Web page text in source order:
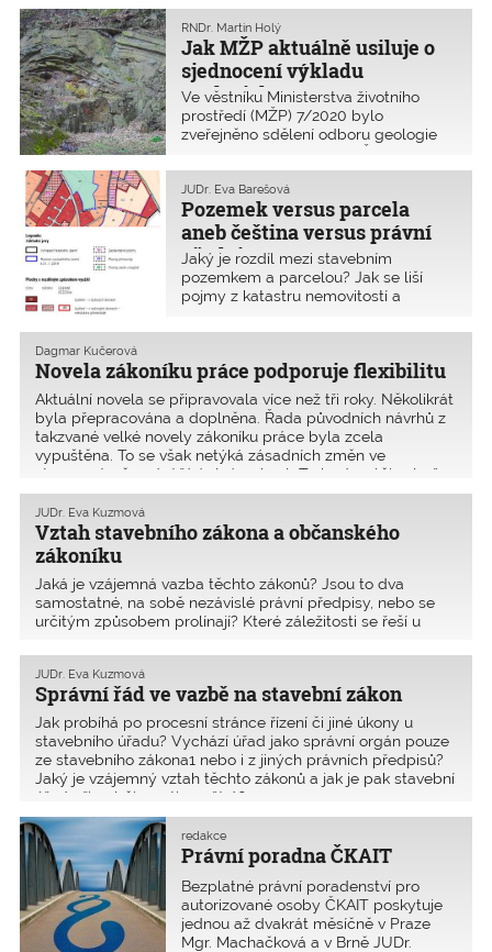
stavebnictví. Na nezbytnost kvalitního
průzkumu pro kvalitní navrhování a
provádění staveb poukazuje již
dlouho.
Jak MŽP aktuálně usiluje o
sjednocení výkladu
geologické práce
RNDr. Martin Holý
Ve věstníku Ministerstva životního
prostředí (MŽP) 7/2020 bylo
zveřejněno sdělení odboru geologie
k ustanovení § 3 odst. 1 až 3
geologického zákona. Cílem je
sjednotit termín „geologické práce“
a odstranit nejasnosti „vyjádření osoby
s odbornou způsobilostí“.
Pozemek versus parcela
aneb čeština versus právní
předpisy
JUDr. Eva Barešová
Jaký je rozdíl mezi stavebním
pozemkem a parcelou? Jak se liší
pojmy z katastru nemovitostí a
pozemcích lze stavět?
Novela zákoníku práce podporuje flexibilitu
Dagmar Kučerová
Aktuální novela se připravovala více než tři roky. Několikrát
byla přepracována a doplněna. Řada původních návrhů z
takzvané velké novely zákoníku práce byla zcela
vypuštěna. To se však netýká zásadních změn ve
stanovení a čerpání řádné dovolené. Ty budou účinné až
od roku 2021.
Vztah stavebního zákona a občanského
zákoníku
JUDr. Eva Kuzmová
Jaká je vzájemná vazba těchto zákonů? Jsou to dva
samostatné, na sobě nezávislé právní předpisy, nebo se
určitým způsobem prolínají? Které záležitosti se řeší u
upravují v určitých případech obdobné věci?
Správní řád ve vazbě na stavební zákon
JUDr. Eva Kuzmová
Jak probíhá po procesní stránce řízení či jiné úkony u
stavebního úřadu? Vychází úřad jako správní orgán pouze
ze stavebního zákona1 nebo i z jiných právních předpisů?
Jaký je vzájemný vztah těchto zákonů a jak je pak stavební
úřad při své činnosti používá?
Právní poradna ČKAIT
redakce
Bezplatné právní poradenství pro
autorizované osoby ČKAIT poskytuje
jednou až dvakrát měsíčně v Praze
Mgr. Machačková a v Brně JUDr.